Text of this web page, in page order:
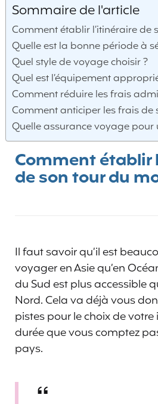
Sommaire de l'article
Comment établir l’itinéraire de
Quelle est la bonne période à
Quel style de voyage choisir ?
Quel est l’équipement
Comment réduire les frais
Comment anticiper les frais de
Quelle assurance voyage
Comment établir
de son tour du
Il faut savoir qu’il est
voyager en Asie qu’en
du Sud est plus accessible
Nord. Cela va déjà vous
pistes pour le choix de votre
durée que vous comptez
pays.